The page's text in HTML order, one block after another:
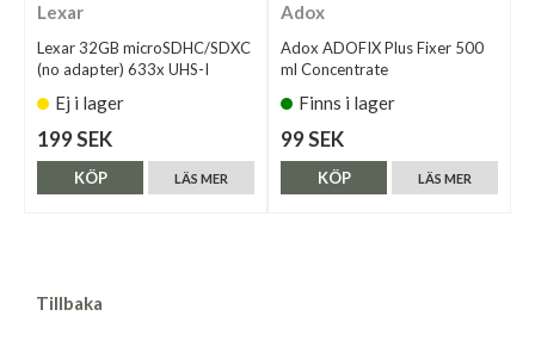
Lexar
Lexar 32GB microSDHC/SDXC
(no adapter) 633x UHS-I
Ej i lager
199 SEK
LÄS MER
KÖP
Adox
Adox ADOFIX Plus Fixer 500
ml Concentrate
Finns i lager
99 SEK
LÄS MER
KÖP
Tillbaka